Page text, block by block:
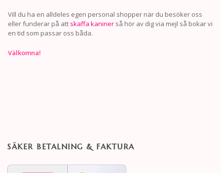
Vill du ha en alldeles egen personal shopper när du besöker oss
eller funderar på att skaffa kaniner så hör av dig via mejl så bokar vi
en tid som passar oss båda.
Välkomna!
SÄKER BETALNING & FAKTURA